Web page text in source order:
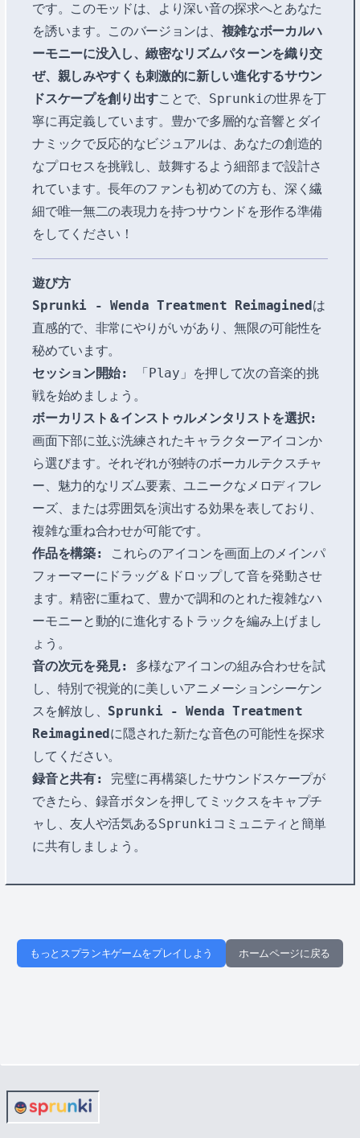
です。このモッドは、より深い音の探求へとあなた
を誘います。このバージョンは、 複雑なボーカルハ
ーモニーに没入し、緻密なリズムパターンを織り交
ぜ、親しみやすくも刺激的に新しい進化するサウン
ドスケープを創り出すことで、Sprunkiの世界を丁
寧に再定義しています。豊かで多層的な音響とダイ
ナミックで反応的なビジュアルは、あなたの創造的
なプロセスを挑戦し、鼓舞するよう細部まで設計さ
れています。長年のファンも初めての方も、深く繊
細で唯一無二の表現力を持つサウンドを形作る準備
をしてください！
遊び方
Sprunki - Wenda Treatment Reimagined は
直感的で、非常にやりがいがあり、無限の可能性を
秘めています。
セッション開始:
「Play」を押して次の音楽的挑
戦を始めましょう。
ボーカリスト＆インストゥルメンタリストを選択:
画面下部に並ぶ洗練されたキャラクターアイコンか
ら選びます。それぞれが独特のボーカルテクスチャ
ー、魅力的なリズム要素、ユニークなメロディフレ
ーズ、または雰囲気を演出する効果を表しており、
複雑な重ね合わせが可能です。
作品を構築:
これらのアイコンを画面上のメインパ
フォーマーにドラッグ＆ドロップして音を発動させ
ます。精密に重ねて、豊かで調和のとれた複雑なハ
ーモニーと動的に進化するトラックを編み上げまし
ょう。
音の次元を発見:
多様なアイコンの組み合わせを試
し、特別で視覚的に美しいアニメーションシーケン
スを解放し、 Sprunki - Wenda Treatment
Reimagined に隠された新たな音色の可能性を探求
してください。
録音と共有:
完璧に再構築したサウンドスケープが
できたら、録音ボタンを押してミックスをキャプチ
ャし、友人や活気あるSprunkiコミュニティと簡単
に共有しましょう。
もっとスプランキゲームをプレイしよう ホームページに戻る